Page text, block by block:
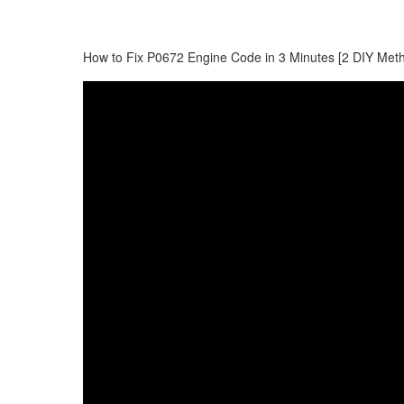
How to Fix P0672 Engine Code in 3 Minutes [2 DIY